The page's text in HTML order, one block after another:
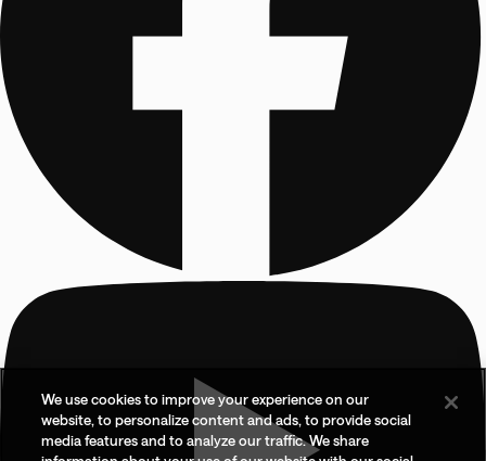
We use cookies to improve your experience on our
website, to personalize content and ads, to provide social
media features and to analyze our traffic. We share